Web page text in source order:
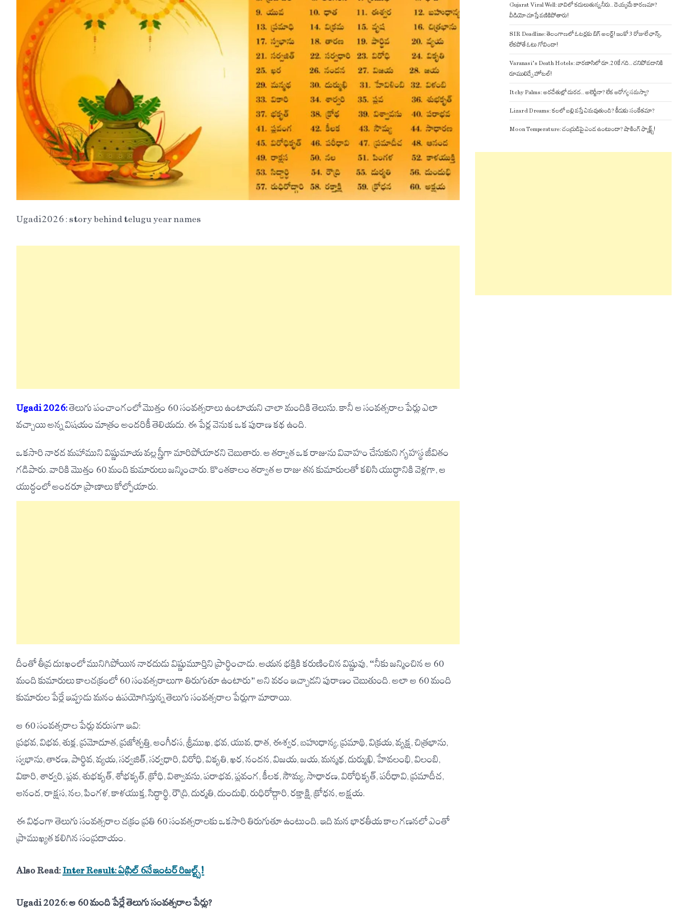
Ugadi-2026 : story behind telugu year names
Ugadi 2026:తెలుగు పంచాంగంలో మొత్తం 60 సంవత్సరాలు ఉంటాయని చాలా మందికి తెలుసు. కానీ ఆ సంవత్సరాల పేర్లు ఎలా
వచ్చాయి అన్న విషయం మాత్రం అందరికీ తెలియదు. ఈ పేర్ల వెనుక ఒక పురాణ కథ ఉంది.
ఒకసారి నారద మహాముని విష్ణుమాయ వల్ల స్త్రీగా మారిపోయారని చెబుతారు. ఆ తర్వాత ఒక రాజును వివాహం చేసుకుని గృహస్థ జీవితం
గడిపారు. వారికి మొత్తం 60 మంది కుమారులు జన్మించారు. కొంతకాలం తర్వాత ఆ రాజు తన కుమారులతో కలిసి యుద్ధానికి వెళ్లగా, ఆ
యుద్ధంలో అందరూ ప్రాణాలు కోల్పోయారు.
దీంతో తీవ్ర దుఃఖంలో మునిగిపోయిన నారదుడు విష్ణుమూర్తిని ప్రార్థించాడు. ఆయన భక్తికి కరుణించిన విష్ణువు, “నీకు జన్మించిన ఆ 60
మంది కుమారులు కాలచక్రంలో 60 సంవత్సరాలుగా తిరుగుతూ ఉంటారు” అని వరం ఇచ్చాడని పురాణం చెబుతుంది. అలా ఆ 60 మంది
కుమారుల పేర్లే ఇప్పుడు మనం ఉపయోగిస్తున్న తెలుగు సంవత్సరాల పేర్లుగా మారాయి.
ఆ 60 సంవత్సరాల పేర్లు వరుసగా ఇవి:
ప్రభవ, విభవ, శుక్ల, ప్రమోదూత, ప్రజోత్పత్తి, ఆంగీరస, శ్రీముఖ, భవ, యువ, ధాత, ఈశ్వర, బహుధాన్య, ప్రమాథి, విక్రయ, వృక్ష, చిత్రభాను,
స్వభాను, తారణ, పార్థివ, వ్యయ, సర్వజిత్, సర్వధారి, విరోధి, వికృతి, ఖర, నందన, విజయ, జయ, మన్మథ, దుర్ముఖి, హేవలంభి, విలంబి,
వికారి, శార్వరి, ప్లవ, శుభకృత్, శోభకృత్, క్రోధి, విశ్వావసు, పరాభవ, ప్లవంగ, కీలక, సౌమ్య, సాధారణ, విరోధికృత్, పరీధావి, ప్రమాదీచ,
ఆనంద, రాక్షస, నల, పింగళ, కాళయుక్త, సిద్ధార్థి, రౌద్రి, దుర్మతి, దుందుభి, రుధిరోద్గారి, రక్తాక్షి, క్రోధన, అక్షయ.
ఈ విధంగా తెలుగు సంవత్సరాల చక్రం ప్రతి 60 సంవత్సరాలకు ఒకసారి తిరుగుతూ ఉంటుంది. ఇది మన భారతీయ కాల గణనలో ఎంతో
ప్రాముఖ్యత కలిగిన సంప్రదాయం.
Also Read:Inter Result: ఏప్రిల్ 6నే ఇంటర్ రిజల్ట్స్!
Ugadi 2026: ఆ 60 మంది పేర్లే తెలుగు సంవత్సరాల పేర్లు?
Gujarat Viral Well: బావిలో కదులుతున్న నీరు.. దెయ్యమే కారణమా?
వీడియో చూస్తే వణికిపోతారు!
SIR Deadline: తెలంగాణలో ఓటర్లకు బిగ్ అలర్ట్! ఇంకో 3 రోజులే ఛాన్స్,
లేకపోతే ఓటు గోవిందా!
Varanasi’s Death Hotels: వారణాసిలో రూ.20కే గది.. చనిపోవడానికి
రూములిచ్చే హోటల్!
Itchy Palms: అరచేతుల్లో దురద.. అలెర్జీనా? లేక ఆరోగ్య సమస్యా?
Lizard Dreams: కలలో బల్లి వస్తే ఏమవుతుంది? కీడుకు సంకేతమా?
Moon Temperature: చంద్రుడిపై ఎండ ఉంటుందా? షాకింగ్ ఫ్యాక్ట్స్!